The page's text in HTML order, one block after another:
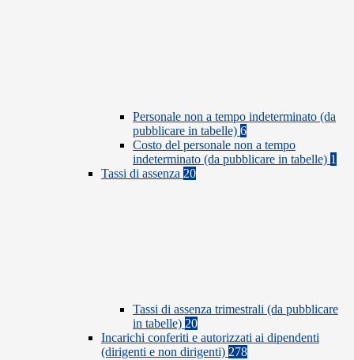
Personale non a tempo indeterminato (da
pubblicare in tabelle) 6
Costo del personale non a tempo
indeterminato (da pubblicare in tabelle) 1
Tassi di assenza 20
Tassi di assenza trimestrali (da pubblicare
in tabelle) 20
Incarichi conferiti e autorizzati ai dipendenti
(dirigenti e non dirigenti) 278